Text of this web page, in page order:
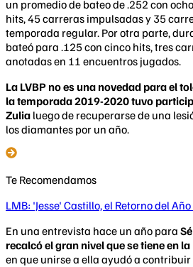
un promedio de bateo de .252 con
hits, 45 carreras impulsadas y 35
temporada regular. Por otra parte,
bateó para .125 con cinco hits, tres
anotadas en 11 encuentros jugados.
La LVBP no es una novedad para el
la temporada 2019-2020 tuvo
Zulia luego de recuperarse de una
los diamantes por un año.
Te Recomendamos
LMB: 'Jesse' Castillo, el Retorno del
En una entrevista hace un año para
recalcó el gran nivel que se tiene en la
en que unirse a ella ayudó a